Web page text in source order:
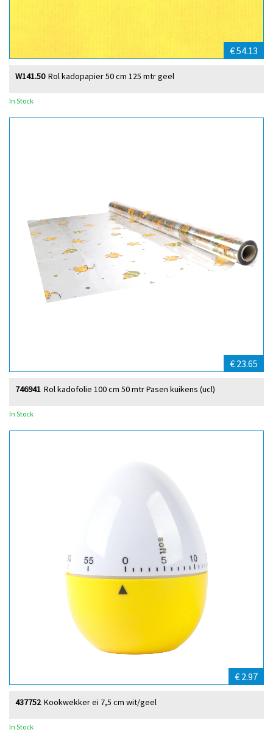
€ 54.13
Rol kadopapier 50 cm 125 mtr geel
W141.50
In Stock
€ 23.65
Rol kadofolie 100 cm 50 mtr Pasen kuikens (ucl)
746941
In Stock
€ 2.97
Kookwekker ei 7,5 cm wit/geel
437752
In Stock